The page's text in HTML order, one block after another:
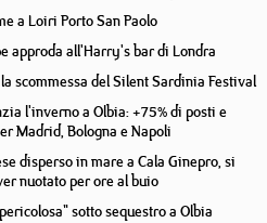
a Loiri Porto San Paolo
approda all'Harry's bar di Londra
scommessa del Silent Sardinia Festival
l'inverno a Olbia: +75% di posti e
Madrid, Bologna e Napoli
disperso in mare a Cala Ginepro, si
nuotato per ore al buio
sotto sequestro a Olbia